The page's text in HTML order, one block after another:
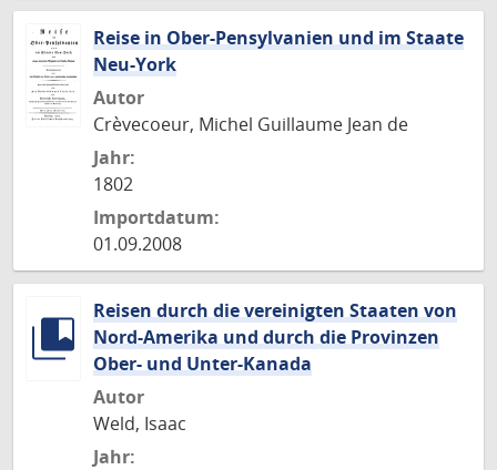
Reise in Ober-Pensylvanien und im Staate
Neu-York
Autor
Crèvecoeur, Michel Guillaume Jean de
Jahr:
1802
Importdatum:
01.09.2008
Reisen durch die vereinigten Staaten von
Nord-Amerika und durch die Provinzen
Ober- und Unter-Kanada
Autor
Weld, Isaac
Jahr: